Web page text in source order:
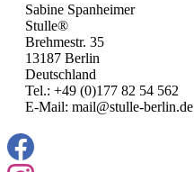
Sabine Spanheimer
Stulle®
Brehmestr. 35
13187 Berlin
Deutschland
Tel.: +49 (0)177 82 54 562
E-Mail: mail@stulle-berlin.de